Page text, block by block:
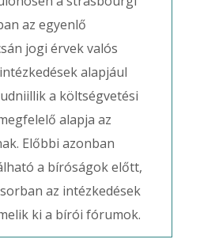
az egyenlő
jogi érvek valós
alapjául
a költségvetési
alapja az
Előbbi azonban
a bíróságok előtt,
az intézkedések
ki a bírói fórumok.